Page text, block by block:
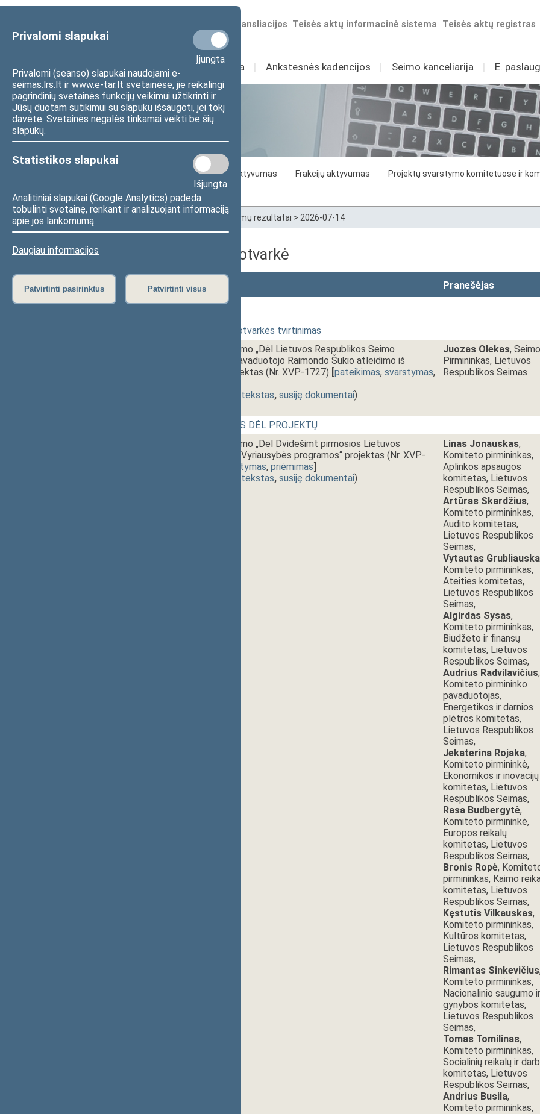
Privalomi slapukai
Įjungta
Privalomi (seanso) slapukai naudojami e-
seimas.lrs.lt ir www.e-tar.lt svetainėse, jie reikalingi
pagrindinių svetainės funkcijų veikimui užtikrinti ir
Jūsų duotam sutikimui su slapuku išsaugoti, jei tokį
davėte. Svetainės negalės tinkamai veikti be šių
slapukų.
Statistikos slapukai
Išjungta
Analitiniai slapukai (Google Analytics) padeda
tobulinti svetainę, renkant ir analizuojant informaciją
apie jos lankomumą.
Daugiau informacijos
Patvirtinti pasirinktus Patvirtinti visus
Teisės aktų registras
Teisės aktų informacinė sistema
Numatomos transliacijos
Sudėtis Veikla I Ankstesnės kadencijos I Seimo kanceliarija I E.
Statistika
Seimo narių aktyvumas Frakcijų aktyvumas
Projektų svarstymo komitetuose ir
Seimo narių balsavimų rezultatai
Pradžia Seimo narių balsavimų rezultatai > 2026-07-14
2026-07-14 dienos darbotvarkė
Numeris Laikas Klausimas Pranešėjas
172 Rytinis posėdis
Dienos darbotvarkės tvirtinimas
Seimo nutarimo „Dėl Lietuvos Respublikos Seimo
Pirmininko pavaduotojo Raimondo Šukio atleidimo iš
pareigų“ projektas (Nr. XVP-1727) [pateikimas, svarstymas,
dokumento tekstas, susiję dokumentai)
Juozas Olekas, Seimo
Pirmininkas, Lietuvos
Respublikos Seimas
BALSAVIMAS DĖL PROJEKTŲ
Seimo nutarimo „Dėl Dvidešimt pirmosios Lietuvos
Respublikos Vyriausybės programos“ projektas (Nr. XVP-
svarstymas, priėmimas]
dokumento tekstas, susiję dokumentai)
Linas Jonauskas,
Komiteto pirmininkas,
Aplinkos apsaugos
komitetas, Lietuvos
Respublikos Seimas,
Artūras Skardžius,
Komiteto pirmininkas,
Audito komitetas,
Lietuvos Respublikos
Seimas,
Vytautas
Komiteto pirmininkas,
Ateities komitetas,
Lietuvos Respublikos
Seimas,
Algirdas Sysas,
Komiteto pirmininkas,
Biudžeto ir finansų
komitetas, Lietuvos
Respublikos Seimas,
Audrius Radvilavičius,
Komiteto pirmininko
pavaduotojas,
Energetikos ir darnios
plėtros komitetas,
Lietuvos Respublikos
Seimas,
Jekaterina Rojaka,
Komiteto pirmininkė,
Ekonomikos ir inovacijų
komitetas, Lietuvos
Respublikos Seimas,
Rasa Budbergytė,
Komiteto pirmininkė,
Europos reikalų
komitetas, Lietuvos
Respublikos Seimas,
Bronis Ropė,
pirmininkas, Kaimo
komitetas, Lietuvos
Respublikos Seimas,
Kęstutis Vilkauskas,
Komiteto pirmininkas,
Kultūros komitetas,
Lietuvos Respublikos
Seimas,
Rimantas Sinkevičius
Komiteto pirmininkas,
Nacionalinio saugumo ir
gynybos komitetas,
Lietuvos Respublikos
Seimas,
Tomas Tomilinas,
Komiteto pirmininkas,
Socialinių reikalų ir
komitetas, Lietuvos
Respublikos Seimas,
Andrius Busila,
Komiteto pirmininkas,